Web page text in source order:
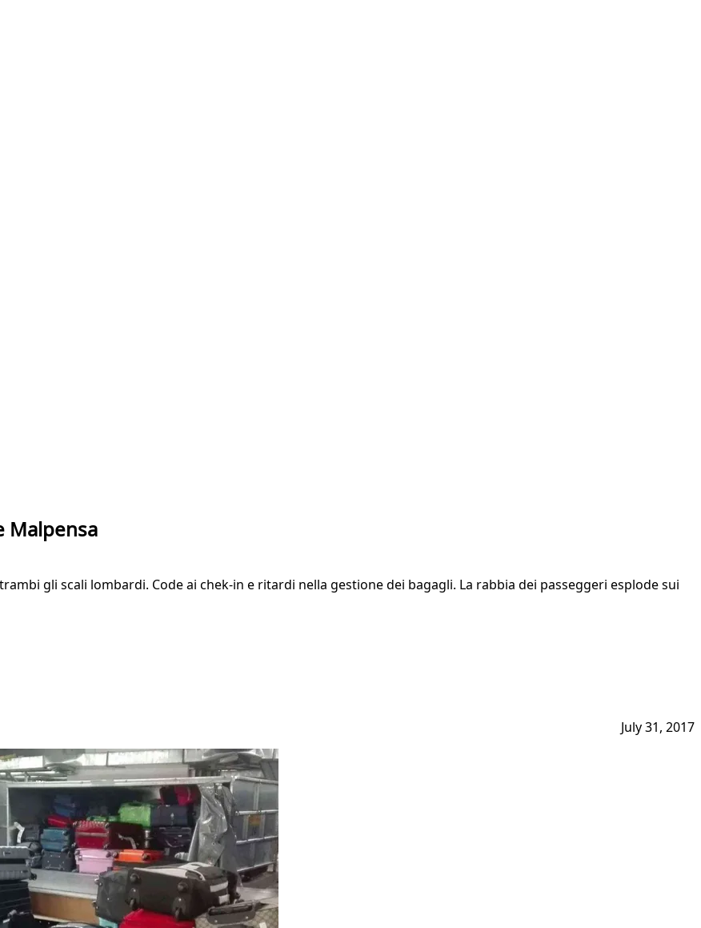
Malpensa
gli scali lombardi. Code ai chek-in e ritardi nella gestione dei bagagli. La rabbia dei passeggeri esplode sui
July 31, 2017